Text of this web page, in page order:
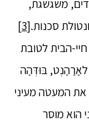
משגשגת,
סכנות.[3]
הבית לטובת
לאַרַהַנְט, בּוּדְּהַה
המעטה מעיני
הוא מוסר